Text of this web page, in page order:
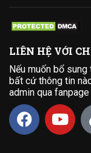
LIÊN HỆ VỚI
Nếu muốn bổ
bất cứ thông tin
admin qua fanpage